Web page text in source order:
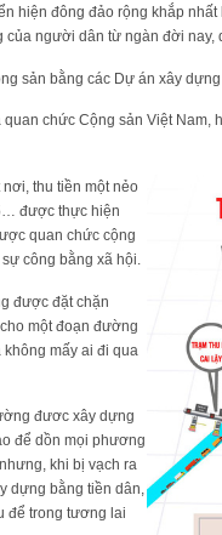
hiện đông đảo rộng khắp
người dân từ ngàn đời nay,
sản bằng các Dự án xây
chức Cộng sản Việt Nam,
thu tiền một nẻo
được thực hiện
quan chức cộng
công bằng xã hội.
được đặt chặn
một đoạn đường
mấy ai đi qua
đươc xây dựng
để dồn mọi phương
khi bị vạch ra
dựng bằng tiền dân,
để trong tương lai